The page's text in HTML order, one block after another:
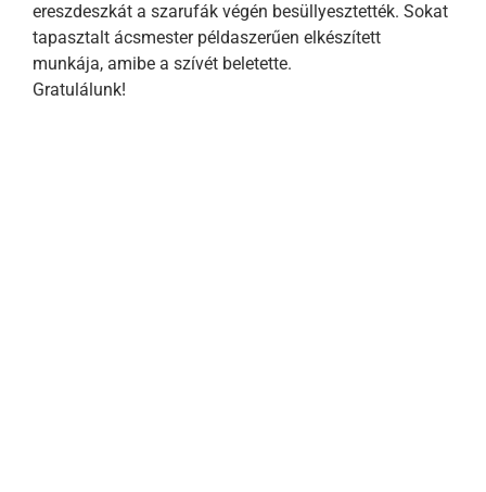
ereszdeszkát a szarufák végén besüllyesztették. Sokat
tapasztalt ácsmester példaszerűen elkészített
munkája, amibe a szívét beletette.
Gratulálunk!